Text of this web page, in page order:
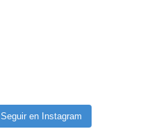
Seguir en Instagram